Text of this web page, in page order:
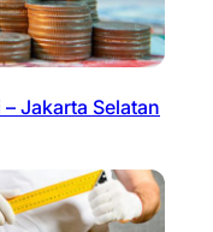
Jakarta Selatan